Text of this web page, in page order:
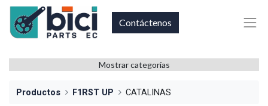
Contáctenos
Mostrar categorías
Productos F1RST UP CATALINAS